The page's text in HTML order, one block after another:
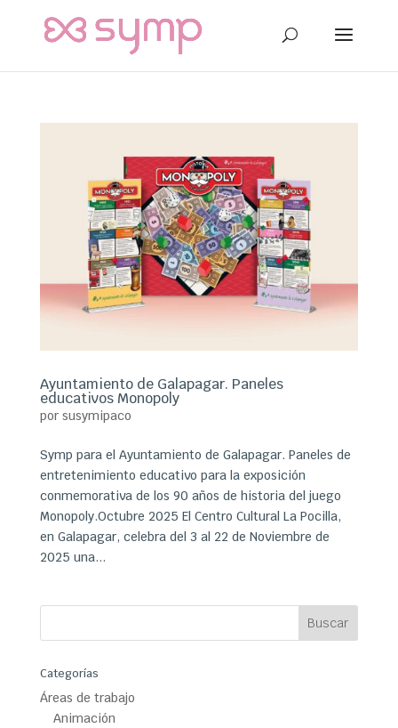
Ayuntamiento de Galapagar. Paneles
educativos Monopoly
por susymipaco
Symp para el Ayuntamiento de Galapagar. Paneles de
entretenimiento educativo para la exposición
conmemorativa de los 90 años de historia del juego
Monopoly.Octubre 2025 El Centro Cultural La Pocilla,
en Galapagar, celebra del 3 al 22 de Noviembre de
2025 una...
Categorías
Áreas de trabajo
Animación